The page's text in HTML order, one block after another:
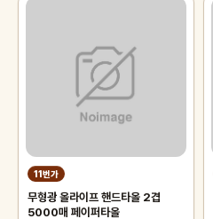
11번가
무형광 올라이프 핸드타올 2겹
5000매 페이퍼타올